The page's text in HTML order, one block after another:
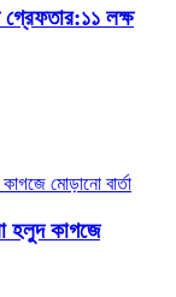
লক্ষ
হলুদ কাগজে